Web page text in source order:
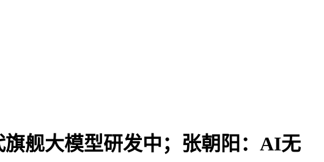
旗舰大模型研发中；张朝阳：AI无